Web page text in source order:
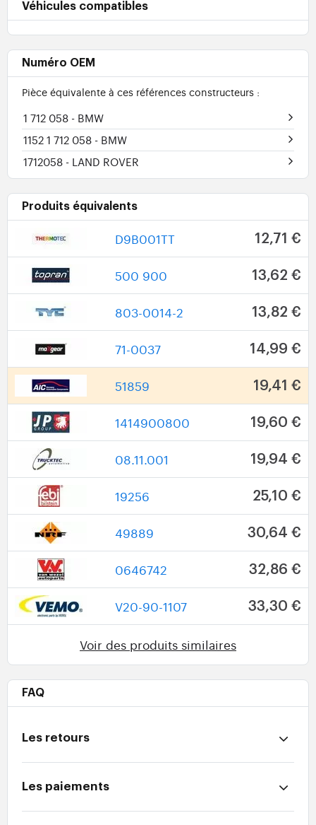
Véhicules compatibles
Numéro OEM
Pièce équivalente à ces références constructeurs :
1 712 058 - BMW
1152 1 712 058 - BMW
1712058 - LAND ROVER
Produits équivalents
D9B001TT 12,71 €
500 900 13,62 €
803-0014-2 13,82 €
71-0037 14,99 €
51859 19,41 €
1414900800 19,60 €
08.11.001 19,94 €
19256 25,10 €
49889 30,64 €
0646742 32,86 €
V20-90-1107 33,30 €
Voir des produits similaires
FAQ
Les retours
Les paiements